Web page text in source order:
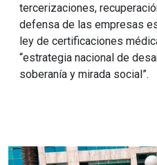
tercerizaciones,
defensa de las empresas
ley de certificaciones
“estrategia nacional de
soberanía y mirada social”.
Imagen